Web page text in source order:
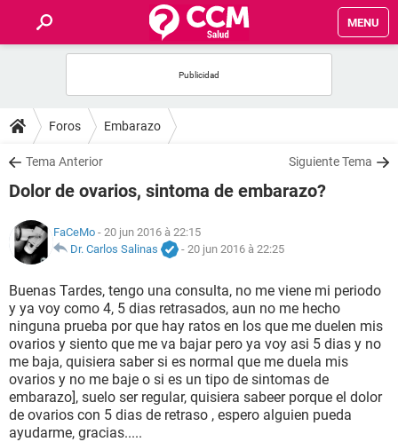
MENU
FORUMS
SALUD
NUTRICIÓN
BIENESTAR
SEXUALIDAD
GLOSARIO
Foros Embarazo
Tema Anterior Siguiente Tema
Dolor de ovarios, sintoma de embarazo?
FaCeMo - 20 jun 2016 à 22:15
Dr. Carlos Salinas
- 20 jun 2016 à 22:25
Buenas Tardes, tengo una consulta, no me viene mi periodo
y ya voy como 4, 5 dias retrasados, aun no me hecho
ninguna prueba por que hay ratos en los que me duelen mis
ovarios y siento que me va bajar pero ya voy asi 5 dias y no
me baja, quisiera saber si es normal que me duela mis
ovarios y no me baje o si es un tipo de sintomas de
embarazo], suelo ser regular, quisiera sabeer porque el dolor
de ovarios con 5 dias de retraso , espero alguien pueda
ayudarme, gracias.....